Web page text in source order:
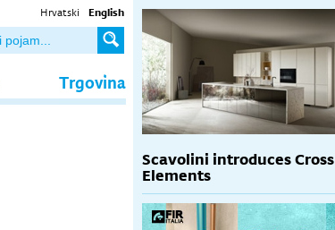
Hrvatski English
Trgovina
Scavolini introduces Cross
Elements